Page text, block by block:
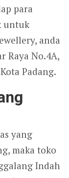
para
untuk
anda
Raya No.4A,
Padang.
yang
maka toko
Indah